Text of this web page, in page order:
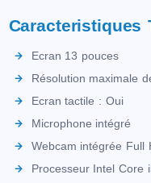
Caracteristiques
Ecran 13 pouces
Résolution maximale
Ecran tactile : Oui
Microphone intégré
Webcam intégrée Full
Processeur Intel Core